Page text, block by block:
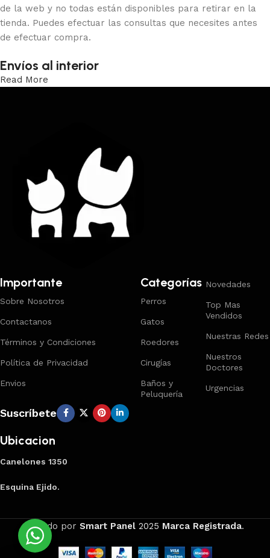
de la web y no todas están disponibles para retirar en la
tienda. Puedes efectuar las consultas que necesites antes
de efectuar compra.
Envíos al interior
Read More
Importante
Sobre Nosotros
Contactanos
Términos y Condiciones
Política de Privacidad
Envios
Categorías
Perros
Gatos
Roedores
Cirugías
Baños y
Peluquería
Novedades
Top Mas
Vendidos
Nuestras Redes
Nuestros
Doctores
Urgencias
Suscríbete
Ubicacion
Canelones 1350
Esquina Ejido.
Creado por Smart Panel 2025 Marca Registrada.